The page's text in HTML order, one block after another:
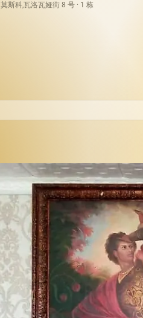
莫斯科,瓦洛瓦娅街 8 号 · 1 栋